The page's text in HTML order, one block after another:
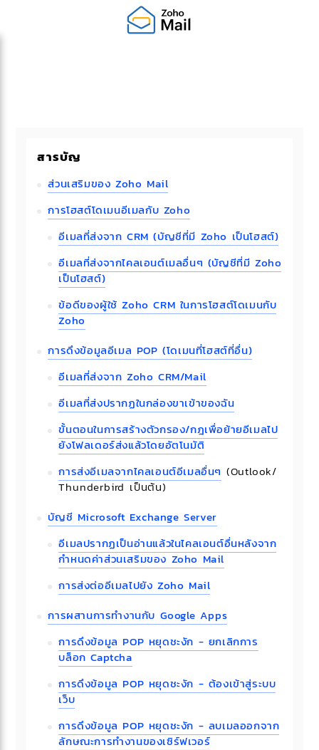
สารบัญ
ส่วนเสริมของ Zoho Mail
การโฮสต์โดเมนอีเมลกับ Zoho
อีเมลที่ส่งจาก CRM (บัญชีที่มี Zoho เป็นโฮสต์)
อีเมลที่ส่งจากไคลเอนต์เมลอื่นๆ (บัญชีที่มี Zoho
เป็นโฮสต์)
ข้อดีของผู้ใช้ Zoho CRM ในการโฮสต์โดเมนกับ
Zoho
การดึงข้อมูลอีเมล POP (โดเมนที่โฮสต์ที่อื่น)
อีเมลที่ส่งจาก Zoho CRM/Mail
อีเมลที่ส่งปรากฏในกล่องขาเข้าของฉัน
ขั้นตอนในการสร้างตัวกรอง/กฎเพื่อย้ายอีเมลไป
ยังโฟลเดอร์ส่งแล้วโดยอัตโนมัติ
การส่งอีเมลจากไคลเอนต์อีเมลอื่นๆ (Outlook/
Thunderbird เป็นต้น)
บัญชี Microsoft Exchange Server
อีเมลปรากฏเป็นอ่านแล้วในไคลเอนต์อื่นหลังจาก
กำหนดค่าส่วนเสริมของ Zoho Mail
การส่งต่ออีเมลไปยัง Zoho Mail
การผสานการทำงานกับ Google Apps
การดึงข้อมูล POP หยุดชะงัก - ยกเลิกการ
บล็อก Captcha
การดึงข้อมูล POP หยุดชะงัก - ต้องเข้าสู่ระบบ
เว็บ
การดึงข้อมูล POP หยุดชะงัก - ลบเมลออกจาก
ลักษณะการทำงานของเซิร์ฟเวอร์